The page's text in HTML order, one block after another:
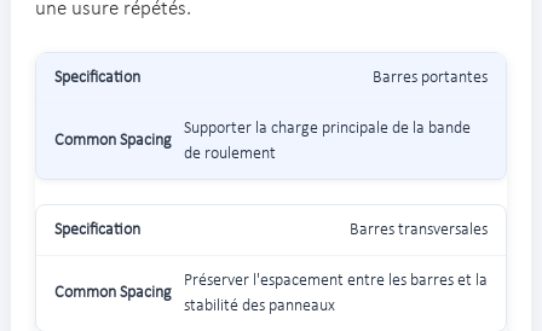
une usure répétés.
Barres portantes
Supporter la charge principale de la bande
de roulement
Barres transversales
Préserver l'espacement entre les barres et la
stabilité des panneaux